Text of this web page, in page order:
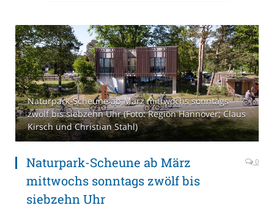
Naturpark-Scheune ab März mittwochs sonntags
zwölf bis siebzehn Uhr (Foto: Region Hannover; Claus
Kirsch und Christian Stahl)
Naturpark-Scheune ab März
mittwochs sonntags zwölf bis
siebzehn Uhr
0